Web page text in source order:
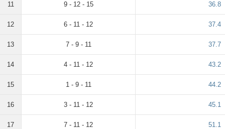
11 9 - 12 - 15 36.8
12 6 - 11 - 12 37.4
13 7 - 9 - 11 37.7
14 4 - 11 - 12 43.2
15 1 - 9 - 11 44.2
16 3 - 11 - 12 45.1
17 7 - 11 - 12 51.1